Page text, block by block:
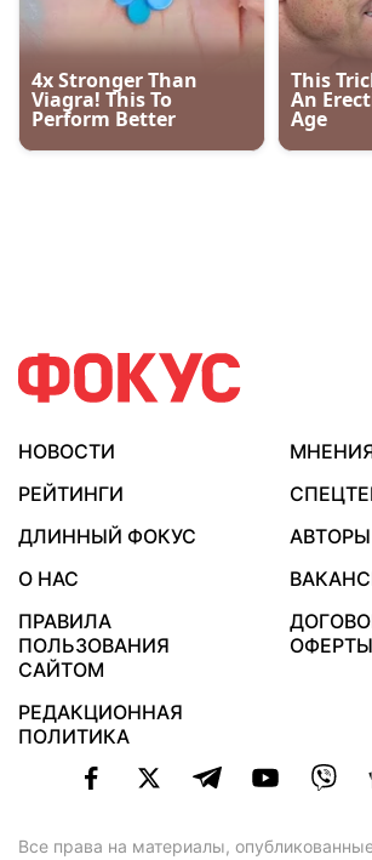
НОВОСТИ
РЕЙТИНГИ
ДЛИННЫЙ ФОКУС
АВТОРЫ
О НАС
ПРАВИЛА
ПОЛЬЗОВАНИЯ
САЙТОМ
ОФЕРТЫ
РЕДАКЦИОННАЯ
ПОЛИТИКА
Все права на материалы,